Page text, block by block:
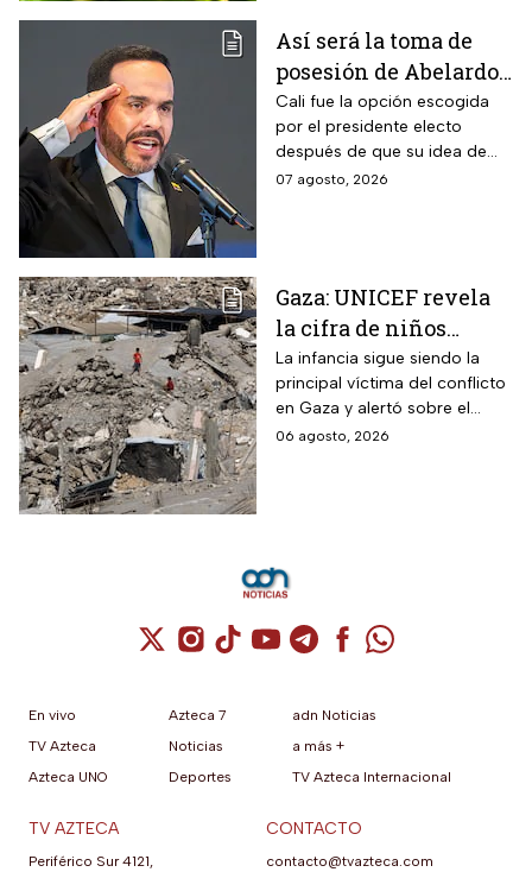
Así será la toma de
posesión de Abelardo
De La Espriella en
Cali, Colombia: fecha,
hora y dónde ver
Cali fue la opción escogida
por el presidente electo
después de que su idea de
hacerlo en una guarnición
07 agosto, 2026
Gaza: UNICEF revela
la cifra de niños
muertos tras alto al
fuego
La infancia sigue siendo la
principal víctima del conflicto
en Gaza y alertó sobre el
aumento de menores
06 agosto, 2026
Cuenta de X / Twitter (se abre en una
Cuenta de Instagram (se abre en una
Cuenta de TikTok (se abre en
Cuenta de YouTube (se abre
Cuenta de Telegram (se
Cuenta de
Cuenta de
En vivo
TV Azteca
Azteca UNO
Azteca 7
Noticias
Deportes
adn Noticias
a más +
TV Azteca Internacional
TV AZTECA
Periférico Sur 4121,
CONTACTO
contacto@tvazteca.com